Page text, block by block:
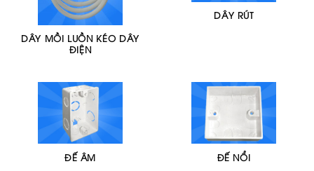
DÂY MỒI LUỒN KÉO DÂY
ĐIỆN
DÂY RÚT
ĐẾ ÂM ĐẾ NỔI